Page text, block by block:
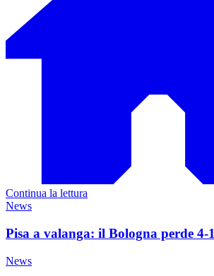
Continua la lettura
News
Pisa a valanga: il Bologna perde 4-1
News